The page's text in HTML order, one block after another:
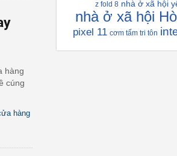
hàng
cúng
hàng
z fold 8 nhà ở xã hội
nhà ở xã hội
pixel 11 cơm tấm tri tôn